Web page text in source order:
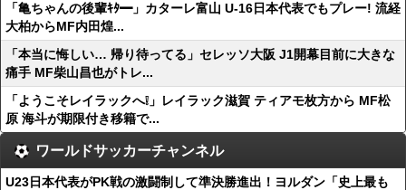
「亀ちゃんの後輩ｷﾀ━」カターレ富山 U-16日本代表でもプレー! 流経
大柏からMF内田煌...
「本当に悔しい… 帰り待ってる」セレッソ大阪 J1開幕目前に大きな
痛手 MF柴山昌也がトレ...
「ようこそレイラックへ❕」レイラック滋賀 ティアモ枚方から MF松
原 海斗が期限付き移籍で...
ワールドサッカーチャンネル
U23日本代表がPK戦の激闘制して準決勝進出！ヨルダン「史上最も